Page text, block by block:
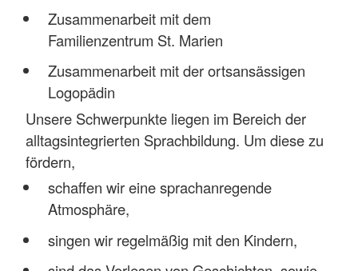
Zusammenarbeit mit dem
Familienzentrum St. Marien
Zusammenarbeit mit der ortsansässigen
Logopädin
Unsere Schwerpunkte liegen im Bereich der
alltagsintegrierten Sprachbildung. Um diese zu
fördern,
schaffen wir eine sprachanregende
Atmosphäre,
singen wir regelmäßig mit den Kindern,